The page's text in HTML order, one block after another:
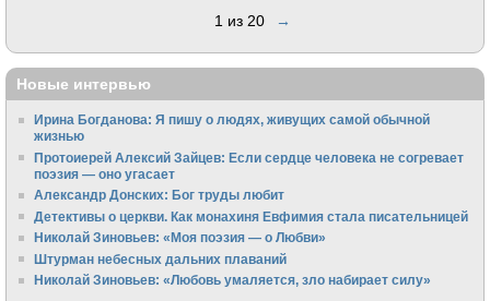
1 из 20 →
Новые интервью
Ирина Богданова: Я пишу о людях, живущих самой обычной
жизнью
Протоиерей Алексий Зайцев: Если сердце человека не согревает
поэзия — оно угасает
Александр Донских: Бог труды любит
Детективы о церкви. Как монахиня Евфимия стала писательницей
Николай Зиновьев: «Моя поэзия — о Любви»
Штурман небесных дальних плаваний
Николай Зиновьев: «Любовь умаляется, зло набирает силу»